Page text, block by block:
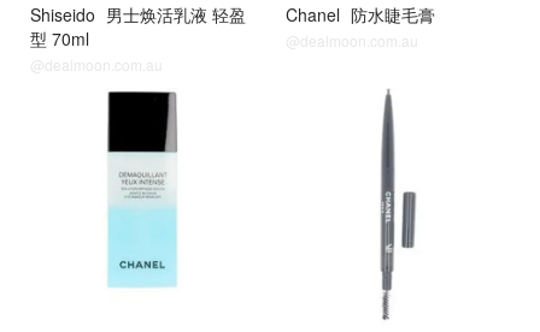
Shiseido 男士焕活乳液 轻盈
型 70ml
@dealmoon.com.au
Chanel 防水睫毛膏
@dealmoon.com.au